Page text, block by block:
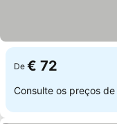
De € 72
Consulte os preços de